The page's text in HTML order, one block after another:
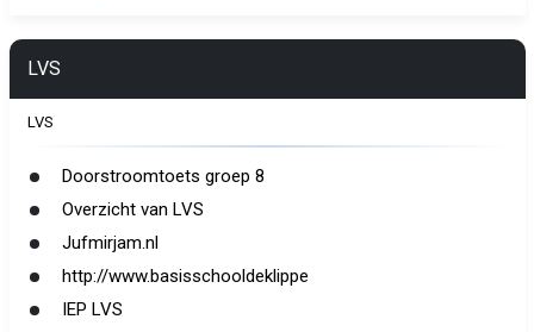
LVS
LVS
Doorstroomtoets groep 8
Overzicht van LVS
Jufmirjam.nl
http://www.basisschooldeklippe
IEP LVS